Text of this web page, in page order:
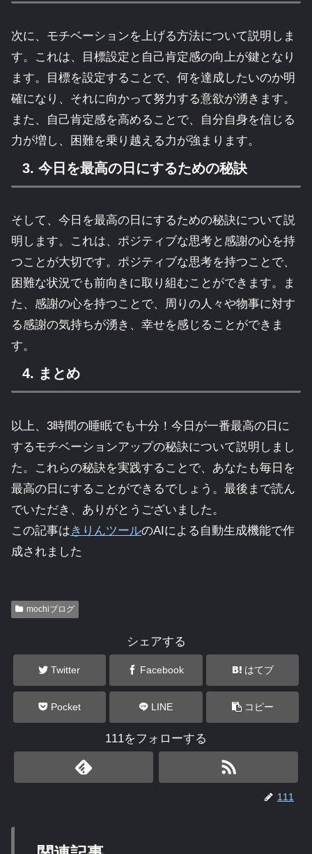
次に、モチベーションを上げる方法について説明しま
す。これは、目標設定と自己肯定感の向上が鍵となり
ます。目標を設定することで、何を達成したいのか明
確になり、それに向かって努力する意欲が湧きます。
また、自己肯定感を高めることで、自分自身を信じる
力が増し、困難を乗り越える力が強まります。
3. 今日を最高の日にするための秘訣
そして、今日を最高の日にするための秘訣について説
明します。これは、ポジティブな思考と感謝の心を持
つことが大切です。ポジティブな思考を持つことで、
困難な状況でも前向きに取り組むことができます。ま
た、感謝の心を持つことで、周りの人々や物事に対す
る感謝の気持ちが湧き、幸せを感じることができま
す。
4. まとめ
以上、3時間の睡眠でも十分！今日が一番最高の日に
するモチベーションアップの秘訣について説明しまし
た。これらの秘訣を実践することで、あなたも毎日を
最高の日にすることができるでしょう。最後まで読ん
でいただき、ありがとうございました。
この記事はきりんツールのAIによる自動生成機能で作
成されました
mochiブログ
シェアする
Twitter Facebook はてブ
Pocket LINE コピー
111をフォローする
111